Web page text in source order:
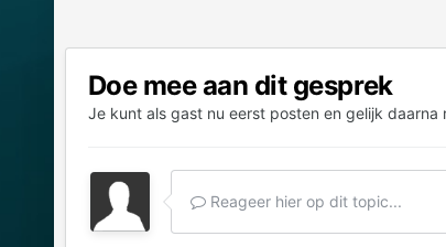
Doe mee aan dit gesprek
Je kunt als gast nu eerst posten en gelijk
Reageer hier op dit topic...